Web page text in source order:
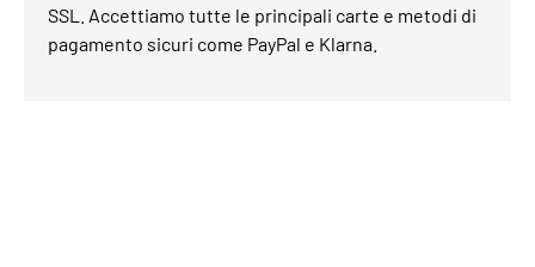
SSL. Accettiamo tutte le principali carte e metodi di
pagamento sicuri come PayPal e Klarna.